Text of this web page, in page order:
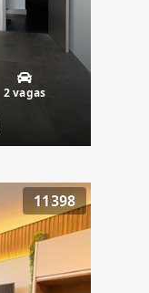
2 vagas
11398